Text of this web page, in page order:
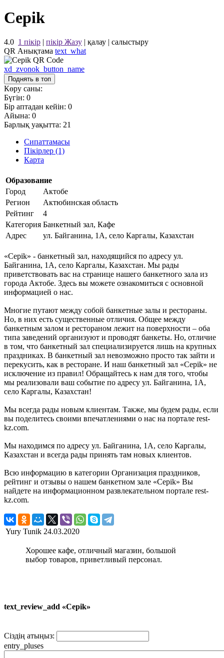
Cepik
4.0 1 пікір | пікір Жазу | қалау | салыстыру
QR Анықтама text_what
xd_zvonok_button_name
Поднять в топ
Көру саны:
Бүгін: 0
Бір аптадан кейін: 0
Айына: 0
Барлық уақытта: 21
Сипаттамасы
Пікірлер (1)
Карта
Образование
Город
Актобе
Регион
Актюбинская область
Рейтинг
4
Категория Банкетный зал, Кафе
Адрес
ул. Байганина, 1А, село Каргалы, Казахстан
«Cepik» - банкетный зал, находящийся по адресу ул.
Байганина, 1А, село Каргалы, Казахстан. Мы рады
приветствовать вас на странице нашего банкетного зала из
города Актобе. Здесь вы можете ознакомиться с основной
информацией о нас.
Многие путают между собой банкетные залы и рестораны.
Но, в них есть существенные отличия. Общее между
банкетным залом и рестораном лежит на поверхности – оба
типа заведений организуют и проводят банкеты. Но, отличие
в том, что банкетный зал специализируется лишь на крупных
праздниках. В банкетный зал невозможно просто так зайти и
перекусить, как в ресторане. И наш банкетный зал «Cepik» не
исключение из правил! Обращайтесь к нам для того, чтобы
мы реализовали ваш событие по адресу ул. Байганина, 1А,
село Каргалы, Казахстан!
Мы всегда рады новым клиентам. Также, мы будем рады, если
вы поделитесь своими впечатлениями о нас на портале rest-
kz.com.
Мы находимся по адресу ул. Байганина, 1А, село Каргалы,
Казахстан и всегда рады принять там новых клиентов.
Всю информацию в категории Организация праздников,
рейтинг и отзывы о нашем банкетном зале «Cepik» Вы
найдете на информационном развлекательном портале rest-
kz.com.
Yury Tunik 24.03.2020
Хорошее кафе, отличный магазин, большой
выбор товаров, приветливый персонал.
text_review_add «Cepik»
Сіздің атыңыз:
entry_pluses